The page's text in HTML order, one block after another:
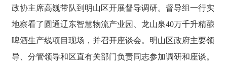
政协主席高巍带队到明山区开展督导调研。督导组一行实
地察看了圆通辽东智慧物流产业园、龙山泉40万千升精酿
啤酒生产线项目现场，并召开座谈会。明山区政府主要领
导、分管领导和区直有关部门负责同志参加调研和座谈。